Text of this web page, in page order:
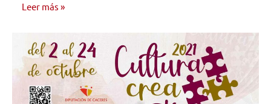
Leer más
OPINIÓN